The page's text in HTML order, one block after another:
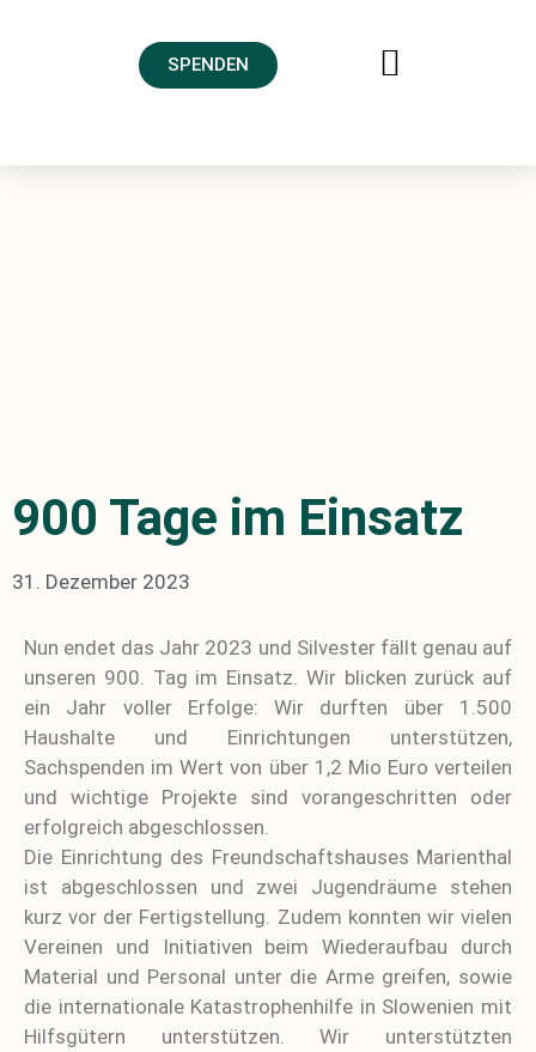
SPENDEN
900 Tage im Einsatz
31. Dezember 2023
Nun endet das Jahr 2023 und Silvester fällt genau auf
unseren 900. Tag im Einsatz. Wir blicken zurück auf
ein Jahr voller Erfolge: Wir durften über 1.500
Haushalte und Einrichtungen unterstützen,
Sachspenden im Wert von über 1,2 Mio Euro verteilen
und wichtige Projekte sind vorangeschritten oder
erfolgreich abgeschlossen.
Die Einrichtung des Freundschaftshauses Marienthal
ist abgeschlossen und zwei Jugendräume stehen
kurz vor der Fertigstellung. Zudem konnten wir vielen
Vereinen und Initiativen beim Wiederaufbau durch
Material und Personal unter die Arme greifen, sowie
die internationale Katastrophenhilfe in Slowenien mit
Hilfsgütern unterstützen. Wir unterstützten